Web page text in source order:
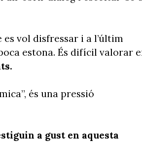
vol disfressar i a l’últim
estona. És difícil valorar
és una pressió
a gust en aquesta